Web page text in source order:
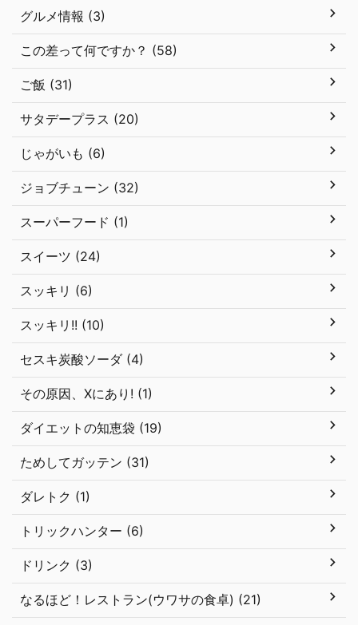
グルメ情報 (3)
この差って何ですか？ (58)
ご飯 (31)
サタデープラス (20)
じゃがいも (6)
ジョブチューン (32)
スーパーフード (1)
スイーツ (24)
スッキリ (6)
スッキリ!! (10)
セスキ炭酸ソーダ (4)
その原因、Xにあり! (1)
ダイエットの知恵袋 (19)
ためしてガッテン (31)
ダレトク (1)
トリックハンター (6)
ドリンク (3)
なるほど！レストラン(ウワサの食卓) (21)